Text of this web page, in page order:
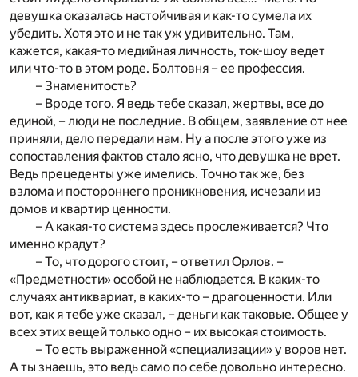
девушка оказалась настойчивая и как-то сумела их
убедить. Хотя это и не так уж удивительно. Там,
кажется, какая-то медийная личность, ток-шоу ведет
или что-то в этом роде. Болтовня – ее профессия.
– Знаменитость?
– Вроде того. Я ведь тебе сказал, жертвы, все до
единой, – люди не последние. В общем, заявление от нее
приняли, дело передали нам. Ну а после этого уже из
сопоставления фактов стало ясно, что девушка не врет.
Ведь прецеденты уже имелись. Точно так же, без
взлома и постороннего проникновения, исчезали из
домов и квартир ценности.
– А какая-то система здесь прослеживается? Что
именно крадут?
– То, что дорого стоит, – ответил Орлов. –
«Предметности» особой не наблюдается. В каких-то
случаях антиквариат, в каких-то – драгоценности. Или
вот, как я тебе уже сказал, – деньги как таковые. Общее у
всех этих вещей только одно – их высокая стоимость.
– То есть выраженной «специализации» у воров нет.
А ты знаешь, это ведь само по себе довольно интересно.